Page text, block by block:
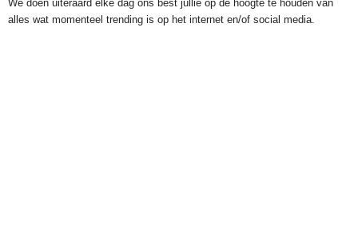
We doen uiteraard elke dag ons best jullie op de hoogte te houden van
alles wat momenteel trending is op het internet en/of social media.